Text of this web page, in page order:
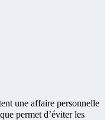
une affaire personnelle
permet d’éviter les